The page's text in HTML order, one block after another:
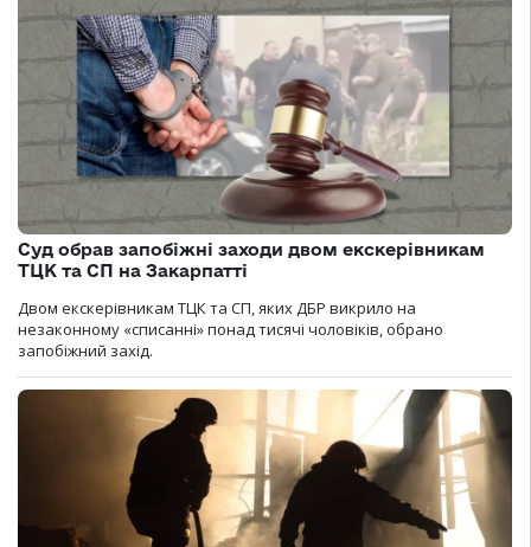
Суд обрав запобіжні заходи двом екскерівникам
ТЦК та СП на Закарпатті
Двом екскерівникам ТЦК та СП, яких ДБР викрило на
незаконному «списанні» понад тисячі чоловіків, обрано
запобіжний захід.